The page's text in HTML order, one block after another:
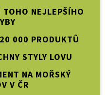
TOHO NEJLEPŠÍHO
000 PRODUKTŮ
STYLY LOVU
NA MOŘSKÝ
V ČR